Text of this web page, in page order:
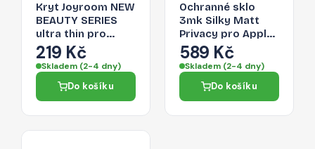
Kryt Joyroom NEW
BEAUTY SERIES
ultra thin pro
iPhone 12 Pro -
černý
219 Kč
Skladem (2-4 dny)
Do košíku
Ochranné sklo
3mk Silky Matt
Privacy pro Apple
iPhone 12 Pro -
privacy filtr
589 Kč
Skladem (2-4 dny)
Do košíku